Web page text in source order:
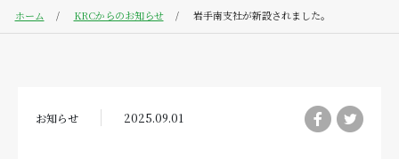
ホーム KRCからのお知らせ 岩手南支社が新設されました。
お知らせ 2025.09.01